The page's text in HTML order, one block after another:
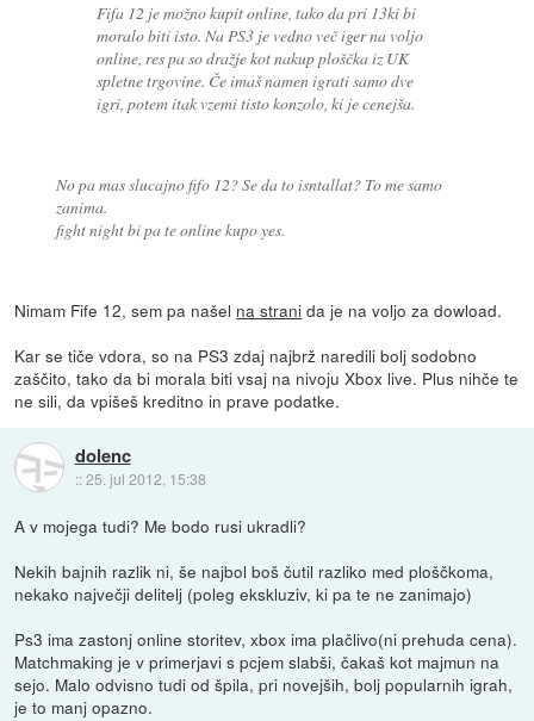
Fifa 12 je možno kupit online, tako da pri 13ki bi
moralo biti isto. Na PS3 je vedno več iger na voljo
online, res pa so dražje kot nakup ploščka iz UK
spletne trgovine. Če imaš namen igrati samo dve
igri, potem itak vzemi tisto konzolo, ki je cenejša.
No pa mas slucajno fifo 12? Se da to isntallat? To me samo
zanima.
fight night bi pa te online kupo yes.
Nimam Fife 12, sem pa našel na strani da je na voljo za dowload.
Kar se tiče vdora, so na PS3 zdaj najbrž naredili bolj sodobno
zaščito, tako da bi morala biti vsaj na nivoju Xbox live. Plus nihče te
ne sili, da vpišeš kreditno in prave podatke.
dolenc
::25. jul 2012, 15:38
A v mojega tudi? Me bodo rusi ukradli?
Nekih bajnih razlik ni, še najbol boš čutil razliko med ploščkoma,
nekako največji delitelj (poleg ekskluziv, ki pa te ne zanimajo)
Ps3 ima zastonj online storitev, xbox ima plačlivo(ni prehuda cena).
Matchmaking je v primerjavi s pcjem slabši, čakaš kot majmun na
sejo. Malo odvisno tudi od špila, pri novejših, bolj popularnih igrah,
je to manj opazno.